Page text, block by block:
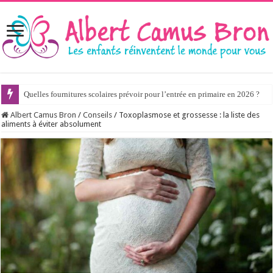
Quelles fournitures scolaires prévoir pour l’entrée en primaire en 2026 ?
Albert Camus Bron / Conseils / Toxoplasmose et grossesse : la liste des
aliments à éviter absolument